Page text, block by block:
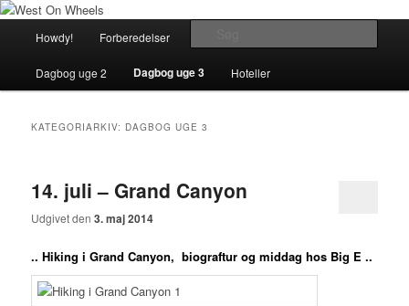
Fortsæt
primært
indhold
Fortsæt
sekundært
indholdWest On Wheels
Blog om en rejse i det vestlige USA…
Howdy! Forberedelser
Dagbog uge 2 Dagbog uge 3 Hoteller
KATEGORIARKIV: DAGBOG UGE 3
14. juli – Grand Canyon
Udgivet den3. maj 2014
.. Hiking i Grand Canyon, biograftur og middag hos Big E ..